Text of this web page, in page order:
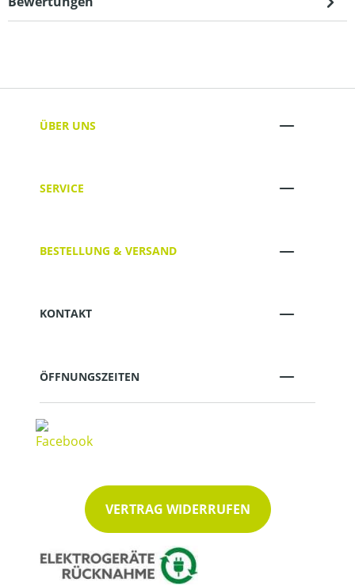
ÜBER UNS
SERVICE
BESTELLUNG & VERSAND
KONTAKT
ÖFFNUNGSZEITEN
VERTRAG WIDERRUFEN